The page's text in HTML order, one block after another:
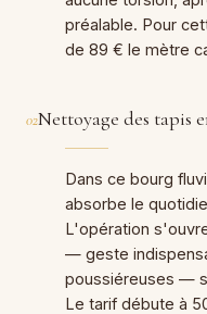
préalable. Pour
de 89 € le mètre
02Nettoyage des tapis
Dans ce bourg
absorbe le
L'opération
— geste
poussiéreuses —
Le tarif débute à